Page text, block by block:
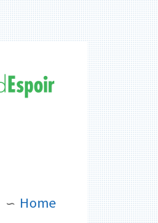
content
Home